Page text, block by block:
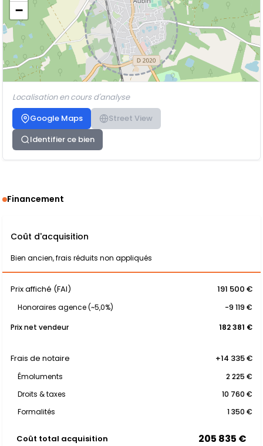
−
Localisation en cours d'analyse
Google Maps
Street View
Identifier ce bien
Financement
Coût d'acquisition
Bien ancien, frais réduits non appliqués
Prix affiché (FAI) 191 500 €
Honoraires agence (~5,0%)
-9 119 €
Prix net vendeur
182 381 €
Frais de notaire +14 335 €
Émoluments
2 225 €
Droits & taxes
10 760 €
Formalités
1 350 €
Coût total acquisition 205 835 €